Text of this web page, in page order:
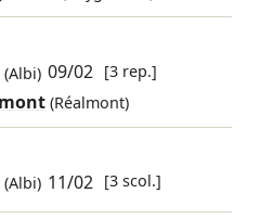
(Albi) 09/02 [3 rep.]
(Réalmont)
(Albi) 11/02 [3 scol.]